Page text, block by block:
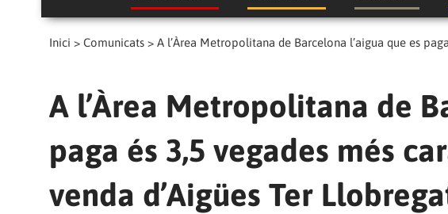
Inici > Comunicats > A l’Àrea Metropolitana de Barcelona l’aigua que es
A l’Àrea Metropolitana de
paga és 3,5 vegades més
venda d’Aigües Ter